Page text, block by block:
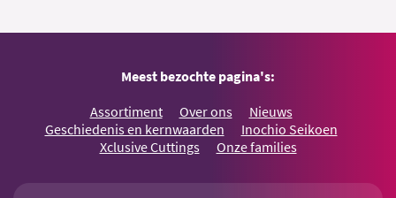
Meest bezochte pagina's:
Assortiment Over ons
Nieuws
Geschiedenis en kernwaarden
Inochio Seikoen
Xclusive Cuttings
Onze families